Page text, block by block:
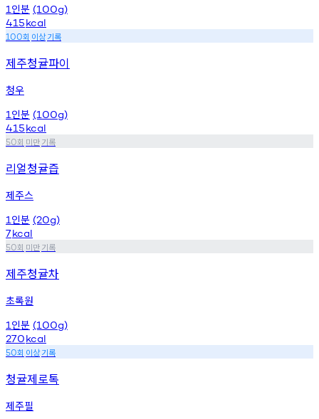
1 인분 (100g)
415kcal
100회 이상기록
제주청귤파이
청우
1 인분 (100g)
415kcal
50회 미만기록
리얼청귤즙
제주스
1 인분 (20g)
7kcal
50회 미만기록
제주청귤차
초록원
1 인분 (100g)
270kcal
50회 이상기록
청귤제로톡
제주필